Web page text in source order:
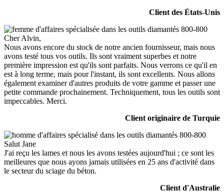
Client des États-Unis
Cher Alvin,
Nous avons encore du stock de notre ancien fournisseur, mais nous
avons testé tous vos outils. Ils sont vraiment superbes et notre
première impression est qu'ils sont parfaits. Nous verrons ce qu'il en
est à long terme, mais pour l'instant, ils sont excellents. Nous allons
également examiner d'autres produits de votre gamme et passer une
petite commande prochainement. Techniquement, tous les outils sont
impeccables. Merci.
Client originaire de Turquie
Salut Jane
J'ai reçu les lames et nous les avons testées aujourd'hui ; ce sont les
meilleures que nous ayons jamais utilisées en 25 ans d'activité dans
le secteur du sciage du béton.
Client d'Australie